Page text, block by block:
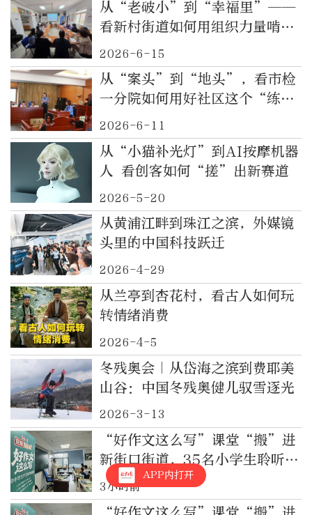
从“老破小”到“幸福里”——
看新村街道如何用组织力量啃下
基层治理“硬骨头”
2026-6-15
从“案头”到“地头”，看市检
一分院如何用好社区这个“练兵
场”
2026-6-11
从“小猫补光灯”到AI按摩机器
人 看创客如何“搓”出新赛道
2026-5-20
从黄浦江畔到珠江之滨，外媒镜
头里的中国科技跃迁
2026-4-29
从兰亭到杏花村，看古人如何玩
转情绪消费
2026-4-5
冬残奥会｜从岱海之滨到费耶美
山谷：中国冬残奥健儿驭雪逐光
2026-3-13
“好作文这么写”课堂“搬”进
新街口街道，35名小学生聆听如
何写“活”身边人
3小时前
APP内打开